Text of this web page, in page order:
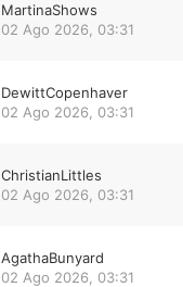
MartinaShows
02 Ago 2026, 03:31
DewittCopenhaver
02 Ago 2026, 03:31
ChristianLittles
02 Ago 2026, 03:31
AgathaBunyard
02 Ago 2026, 03:31